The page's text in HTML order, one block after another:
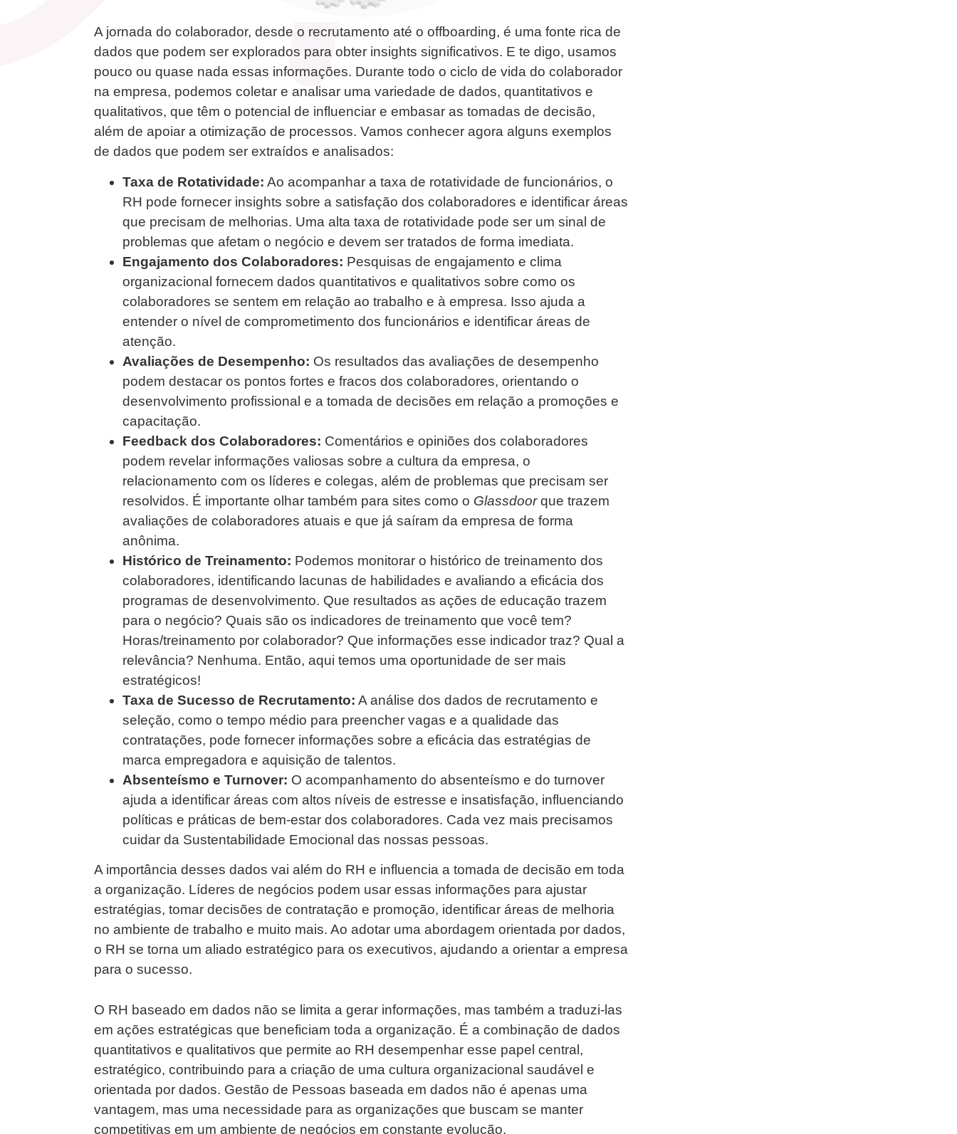
A jornada do colaborador, desde o recrutamento até o offboarding, é uma fonte rica de
dados que podem ser explorados para obter insights significativos. E te digo, usamos
pouco ou quase nada essas informações. Durante todo o ciclo de vida do colaborador
na empresa, podemos coletar e analisar uma variedade de dados, quantitativos e
qualitativos, que têm o potencial de influenciar e embasar as tomadas de decisão,
além de apoiar a otimização de processos. Vamos conhecer agora alguns exemplos
de dados que podem ser extraídos e analisados:
Taxa de Rotatividade: Ao acompanhar a taxa de rotatividade de funcionários, o
RH pode fornecer insights sobre a satisfação dos colaboradores e identificar áreas
que precisam de melhorias. Uma alta taxa de rotatividade pode ser um sinal de
problemas que afetam o negócio e devem ser tratados de forma imediata.
Engajamento dos Colaboradores: Pesquisas de engajamento e clima
organizacional fornecem dados quantitativos e qualitativos sobre como os
colaboradores se sentem em relação ao trabalho e à empresa. Isso ajuda a
entender o nível de comprometimento dos funcionários e identificar áreas de
atenção.
Avaliações de Desempenho: Os resultados das avaliações de desempenho
podem destacar os pontos fortes e fracos dos colaboradores, orientando o
desenvolvimento profissional e a tomada de decisões em relação a promoções e
capacitação.
Feedback dos Colaboradores: Comentários e opiniões dos colaboradores
podem revelar informações valiosas sobre a cultura da empresa, o
relacionamento com os líderes e colegas, além de problemas que precisam ser
resolvidos. É importante olhar também para sites como o Glassdoorque trazem
avaliações de colaboradores atuais e que já saíram da empresa de forma
anônima.
Histórico de Treinamento: Podemos monitorar o histórico de treinamento dos
colaboradores, identificando lacunas de habilidades e avaliando a eficácia dos
programas de desenvolvimento. Que resultados as ações de educação trazem
para o negócio? Quais são os indicadores de treinamento que você tem?
Horas/treinamento por colaborador? Que informações esse indicador traz? Qual a
relevância? Nenhuma. Então, aqui temos uma oportunidade de ser mais
estratégicos!
Taxa de Sucesso de Recrutamento: A análise dos dados de recrutamento e
seleção, como o tempo médio para preencher vagas e a qualidade das
contratações, pode fornecer informações sobre a eficácia das estratégias de
marca empregadora e aquisição de talentos.
Absenteísmo e Turnover: O acompanhamento do absenteísmo e do turnover
ajuda a identificar áreas com altos níveis de estresse e insatisfação, influenciando
políticas e práticas de bem-estar dos colaboradores. Cada vez mais precisamos
cuidar da Sustentabilidade Emocional das nossas pessoas.
A importância desses dados vai além do RH e influencia a tomada de decisão em toda
a organização. Líderes de negócios podem usar essas informações para ajustar
estratégias, tomar decisões de contratação e promoção, identificar áreas de melhoria
no ambiente de trabalho e muito mais. Ao adotar uma abordagem orientada por dados,
o RH se torna um aliado estratégico para os executivos, ajudando a orientar a empresa
para o sucesso.
O RH baseado em dados não se limita a gerar informações, mas também a traduzi-las
em ações estratégicas que beneficiam toda a organização. É a combinação de dados
quantitativos e qualitativos que permite ao RH desempenhar esse papel central,
estratégico, contribuindo para a criação de uma cultura organizacional saudável e
orientada por dados. Gestão de Pessoas baseada em dados não é apenas uma
vantagem, mas uma necessidade para as organizações que buscam se manter
competitivas em um ambiente de negócios em constante evolução.